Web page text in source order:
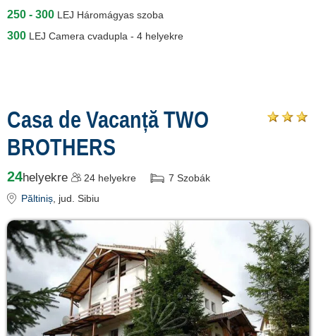
250 - 300 LEJ Háromágyas szoba
300 LEJ Camera cvadupla - 4 helyekre
Casa de Vacanță TWO
BROTHERS
24helyekre 24 helyekre 7 Szobák
Păltiniș , jud. Sibiu